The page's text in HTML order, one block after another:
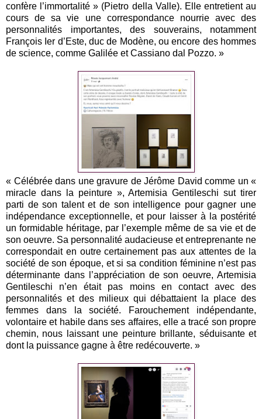
confère l’immortalité » (Pietro della Valle). Elle entretient au
cours de sa vie une correspondance nourrie avec des
personnalités importantes, des souverains, notamment
François Ier d’Este, duc de Modène, ou encore des hommes
de science, comme Galilée et Cassiano dal Pozzo. »
« Célébrée dans une gravure de Jérôme David comme un «
miracle dans la peinture », Artemisia Gentileschi sut tirer
parti de son talent et de son intelligence pour gagner une
indépendance exceptionnelle, et pour laisser à la postérité
un formidable héritage, par l’exemple même de sa vie et de
son oeuvre. Sa personnalité audacieuse et entreprenante ne
correspondait en outre certainement pas aux attentes de la
société de son époque, et si sa condition féminine n’est pas
déterminante dans l’appréciation de son oeuvre, Artemisia
Gentileschi n’en était pas moins en contact avec des
personnalités et des milieux qui débattaient la place des
femmes dans la société. Farouchement indépendante,
volontaire et habile dans ses affaires, elle a tracé son propre
chemin, nous laissant une peinture brillante, séduisante et
dont la puissance gagne à être redécouverte. »